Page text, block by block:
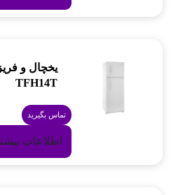
یخچال و
TFH14T
تماس بگیرید
اطلاعات بیشتر